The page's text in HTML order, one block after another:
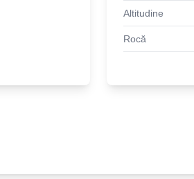
Altitudine
Rocă